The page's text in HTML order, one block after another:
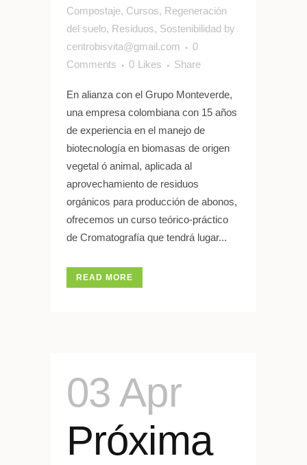
Compostaje, Cursos, Regeneración
del suelo, Residuos, Sostenibilidad by
centrobisvita@gmail.com
0
Comments
0 Likes Share
En alianza con el Grupo Monteverde,
una empresa colombiana con 15 años
de experiencia en el manejo de
biotecnología en biomasas de origen
vegetal ó animal, aplicada al
aprovechamiento de residuos
orgánicos para producción de abonos,
ofrecemos un curso teórico-práctico
de Cromatografía que tendrá lugar...
READ MORE
03 Apr
Próxima